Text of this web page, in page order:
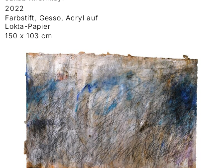
2022
Farbstift, Gesso, Acryl auf
Lokta-Papier
150 x 103 cm